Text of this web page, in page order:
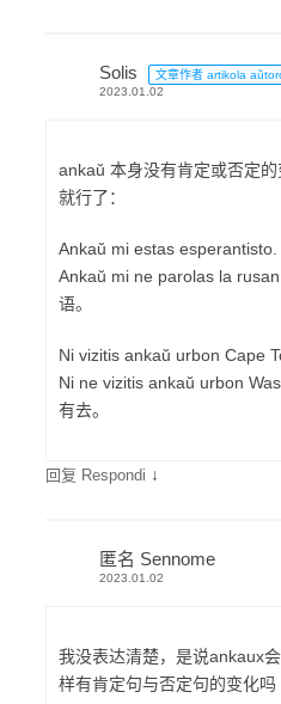
Solis
文章作者 artikola
2023.01.02
ankaŭ 本身没有肯定或否定
就行了：
Ankaŭ mi estas esperantisto.
Ankaŭ mi ne parolas la
语。
Ni vizitis ankaŭ urbon Cape
Ni ne vizitis ankaŭ urbon
有去。
回复 Respondi ↓
匿名 Sennome
2023.01.02
我没表达清楚，是说ankaux
样有肯定句与否定句的变化吗